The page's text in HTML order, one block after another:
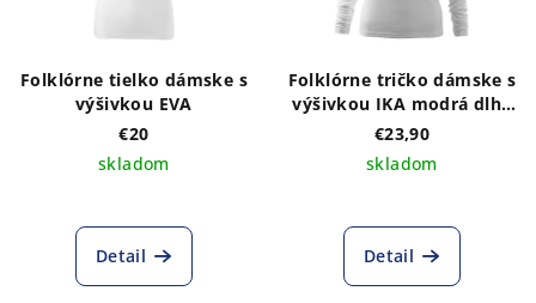
Folklórne tielko dámske s
výšivkou EVA
€20
skladom
Detail
Folklórne tričko dámske s
výšivkou IKA modrá dlhý
rukáv
€23,90
skladom
Detail